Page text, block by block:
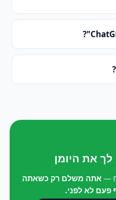
את היומן
אתה משלם רק כשאתה
פעם לא לפני.